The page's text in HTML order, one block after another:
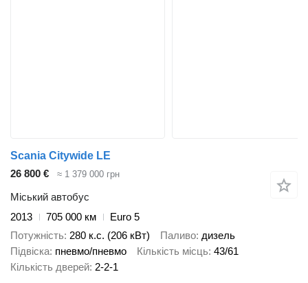
Scania Citywide LE
26 800 €
≈ 1 379 000 грн
Міський автобус
2013
705 000 км
Euro 5
Потужність 280 к.с. (206 кВт) Паливо дизель
Підвіска пневмо/пневмо Кількість місць 43/61
Кількість дверей 2-2-1